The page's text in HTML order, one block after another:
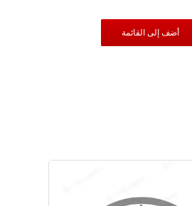
أضف إلى القائمة